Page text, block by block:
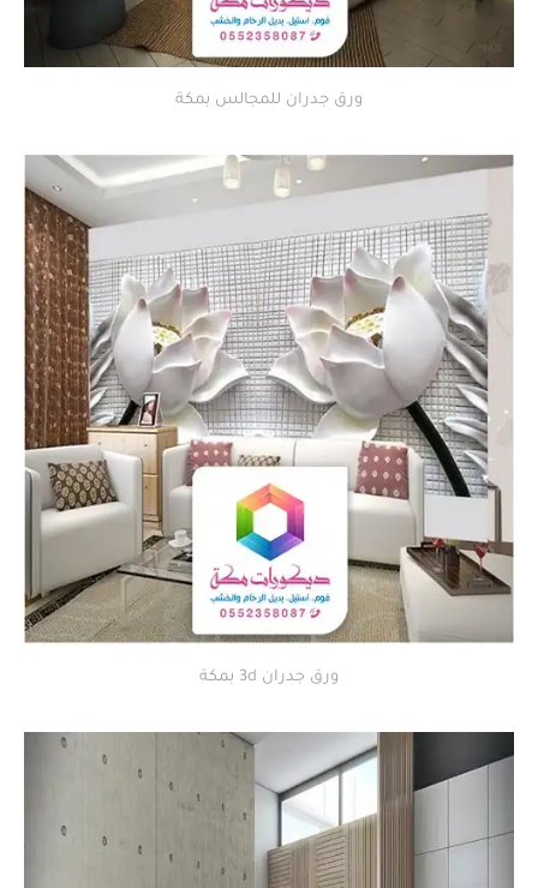
ورق جدران للمجالس بمكة
ورق جدران 3d بمكة